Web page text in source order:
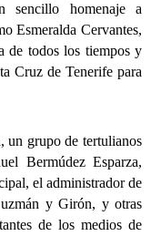
sencillo homenaje a
Esmeralda Cervantes,
de todos los tiempos y
Cruz de Tenerife para
grupo de tertulianos
Bermúdez Esparza,
el administrador de
y Girón, y otras
de los medios de